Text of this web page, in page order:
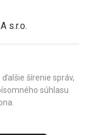
s.r.o.
šírenie správ,
súhlasu